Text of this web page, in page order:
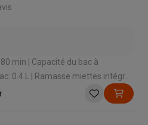
min | Capacité du bac à
0.4 L | Ramasse miettes intégré:
charge: 240 min | Station de